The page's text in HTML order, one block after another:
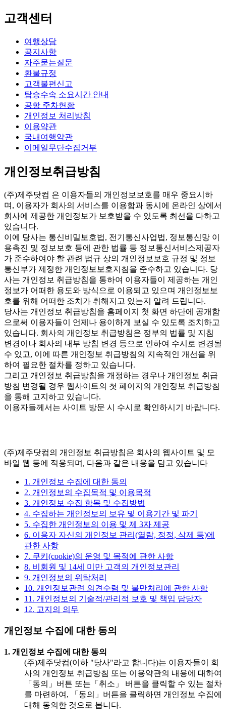
고객센터
여행상담
공지사항
자주묻는질문
환불규정
고객불편신고
탑승수속 소요시간 안내
공항 주차현황
개인정보 처리방침
이용약관
국내여행약관
이메일무단수집거부
개인정보취급방침
(주)제주닷컴 은 이용자들의 개인정보보호를 매우 중요시하
며, 이용자가 회사의 서비스를 이용함과 동시에 온라인 상에서
회사에 제공한 개인정보가 보호받을 수 있도록 최선을 다하고
있습니다.
이에 당사는 통신비밀보호법, 전기통신사업법, 정보통신망 이
용촉진 및 정보보호 등에 관한 법률 등 정보통신서비스제공자
가 준수하여야 할 관련 법규 상의 개인정보보호 규정 및 정보
통신부가 제정한 개인정보보호지침을 준수하고 있습니다. 당
사는 개인정보 취급방침을 통하여 이용자들이 제공하는 개인
정보가 어떠한 용도와 방식으로 이용되고 있으며 개인정보보
호를 위해 어떠한 조치가 취해지고 있는지 알려 드립니다.
당사는 개인정보 취급방침을 홈페이지 첫 화면 하단에 공개함
으로써 이용자들이 언제나 용이하게 보실 수 있도록 조치하고
있습니다. 회사의 개인정보 취급방침은 정부의 법률 및 지침
변경이나 회사의 내부 방침 변경 등으로 인하여 수시로 변경될
수 있고, 이에 따른 개인정보 취급방침의 지속적인 개선을 위
하여 필요한 절차를 정하고 있습니다.
그리고 개인정보 취급방침을 개정하는 경우나 개인정보 취급
방침 변경될 경우 웹사이트의 첫 페이지의 개인정보 취급방침
을 통해 고지하고 있습니다.
이용자들께서는 사이트 방문 시 수시로 확인하시기 바랍니다.
(주)제주닷컴의 개인정보 취급방침은 회사의 웹사이트 및 모
바일 웹 등에 적용되며, 다음과 같은 내용을 담고 있습니다
1. 개인정보 수집에 대한 동의
2. 개인정보의 수집목적 및 이용목적
3. 개인정보 수집 항목 및 수집방법
4. 수집하는 개인정보의 보유 및 이용기간 및 파기
5. 수집한 개인정보의 이용 및 제 3자 제공
6. 이용자 자신의 개인정보 관리(열람, 정정, 삭제 등)에
관한 사항
7. 쿠키(cookie)의 운영 및 목적에 관한 사항
8. 비회원 및 14세 미만 고객의 개인정보관리
9. 개인정보의 위탁처리
10. 개인정보관련 의견수렴 및 불만처리에 관한 사항
11. 개인정보의 기술적/관리적 보호 및 책임 담당자
12. 고지의 의무
개인정보 수집에 대한 동의
1. 개인정보 수집에 대한 동의
(주)제주닷컴(이하 "당사"라고 합니다)는 이용자들이 회
사의 개인정보 취급방침 또는 이용약관의 내용에 대하여
「동의」버튼 또는「취소」 버튼을 클릭할 수 있는 절차
를 마련하여, 「동의」버튼을 클릭하면 개인정보 수집에
대해 동의한 것으로 봅니다.